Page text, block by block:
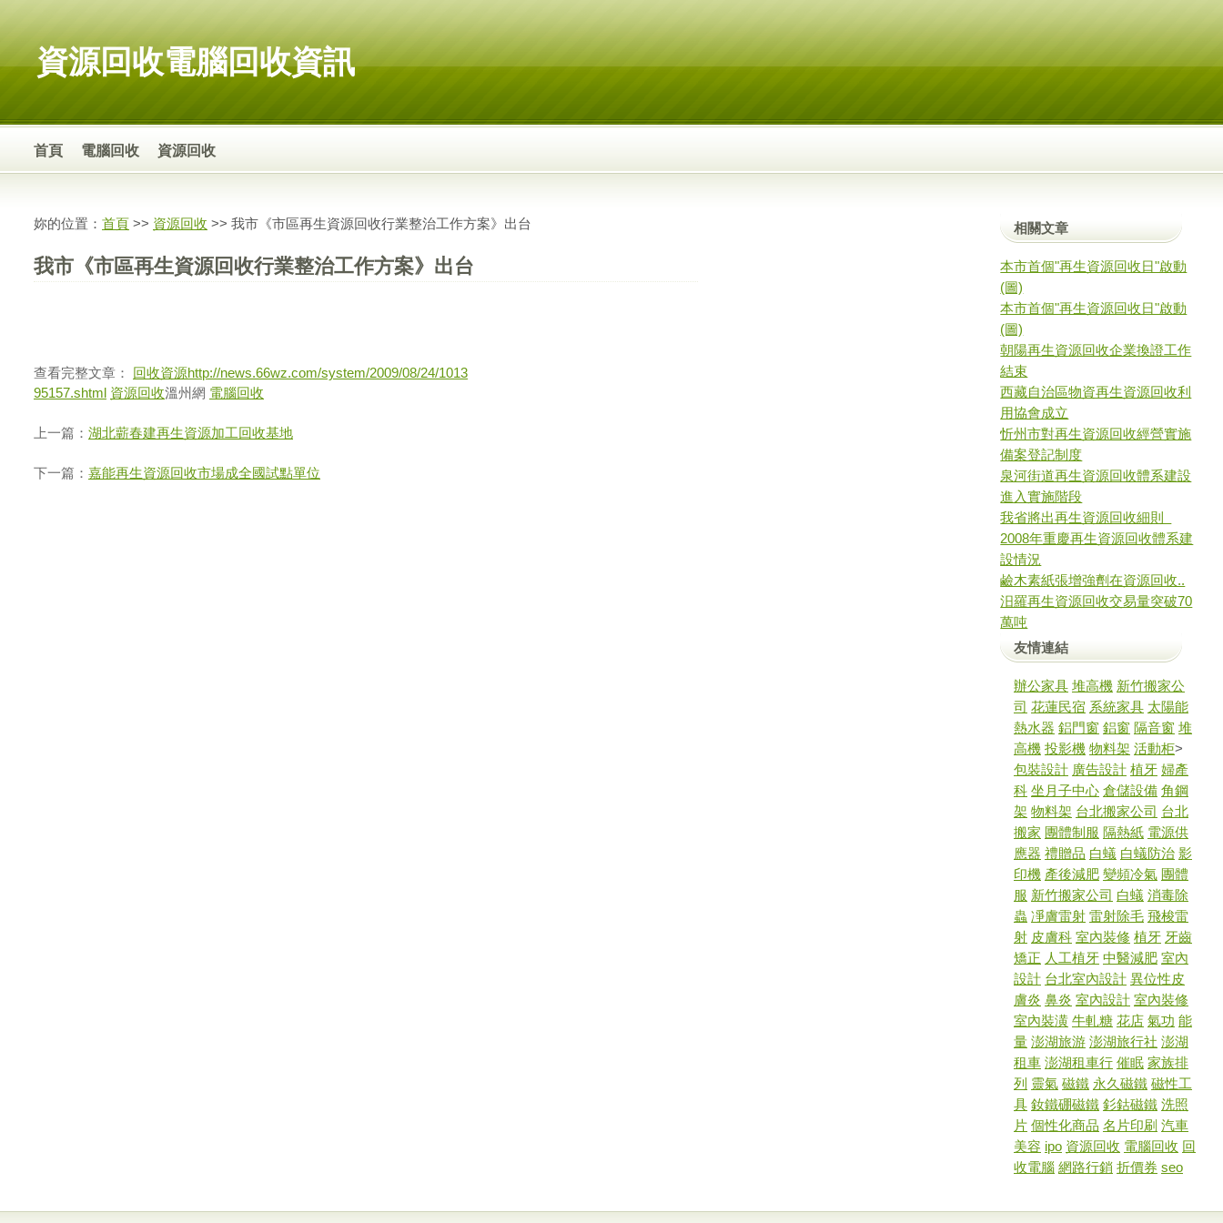
資源回收電腦回收資訊
首頁 電腦回收 資源回收
妳的位置： 首頁 >> 資源回收 >> 我市《市區再生資源回收行業整治工作方案》出台
我市《市區再生資源回收行業整治工作方案》出台
查看完整文章： 回收資源http://news.66wz.com/system/2009/08/24/1013
95157.shtml 資源回收溫州網 電腦回收
上一篇： 湖北蘄春建再生資源加工回收基地
下一篇： 嘉能再生資源回收市場成全國試點單位
相關文章
本市首個"再生資源回收日"啟動
(圖)
本市首個"再生資源回收日"啟動
(圖)
朝陽再生資源回收企業換證工作
結束
西藏自治區物資再生資源回收利
用協會成立
忻州市對再生資源回收經營實施
備案登記制度
泉河街道再生資源回收體系建設
進入實施階段
我省將出再生資源回收細則
2008年重慶再生資源回收體系建
設情況
鹼木素紙張增強劑在資源回收..
汨羅再生資源回收交易量突破70
萬吨
友情連結
辦公家具 堆高機 新竹搬家公
司 花蓮民宿 系統家具 太陽能
熱水器 鋁門窗 鋁窗 隔音窗 堆
高機 投影機 物料架 活動柜>
包裝設計 廣告設計 植牙 婦產
科 坐月子中心 倉儲設備 角鋼
架 物料架 台北搬家公司 台北
搬家 團體制服 隔熱紙 電源供
應器 禮贈品 白蟻 白蟻防治 影
印機 產後減肥 變頻冷氣 團體
服 新竹搬家公司 白蟻 消毒除
蟲 凈膚雷射 雷射除毛 飛梭雷
射 皮膚科 室內裝修 植牙 牙齒
矯正 人工植牙 中醫減肥 室內
設計 台北室內設計 異位性皮
膚炎 鼻炎 室內設計 室內裝修
室內裝潢 牛軋糖 花店 氣功 能
量 澎湖旅游 澎湖旅行社 澎湖
租車 澎湖租車行 催眠 家族排
列 靈氣 磁鐵 永久磁鐵 磁性工
具 釹鐵硼磁鐵 釤鈷磁鐵 洗照
片 個性化商品 名片印刷 汽車
美容 ipo 資源回收 電腦回收 回
收電腦 網路行銷 折價券 seo